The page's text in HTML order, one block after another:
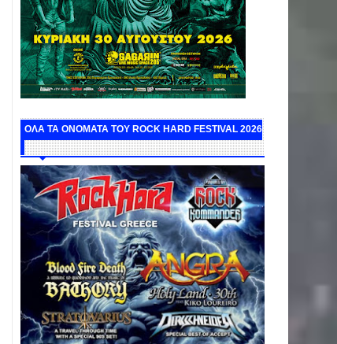
ΟΛΑ ΤΑ ΟΝΟΜΑΤΑ ΤΟΥ ROCK HARD FESTIVAL 2026